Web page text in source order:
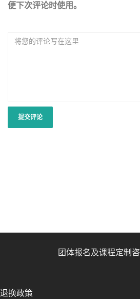
便下次评论时使用。
团体报名及课程定制
退换政策